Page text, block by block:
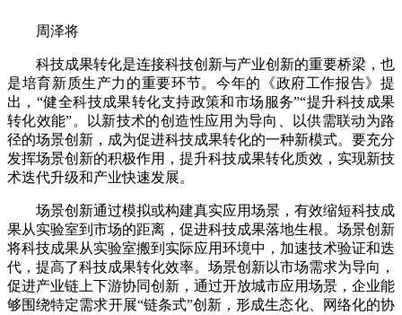
周泽将
科技成果转化是连接科技创新与产业创新的重要桥梁，也
是培育新质生产力的重要环节。今年的《政府工作报告》提
出，“健全科技成果转化支持政策和市场服务”“提升科技成果
转化效能”。以新技术的创造性应用为导向、以供需联动为路
径的场景创新，成为促进科技成果转化的一种新模式。要充分
发挥场景创新的积极作用，提升科技成果转化质效，实现新技
术迭代升级和产业快速发展。
场景创新通过模拟或构建真实应用场景，有效缩短科技成
果从实验室到市场的距离，促进科技成果落地生根。场景创新
将科技成果从实验室搬到实际应用环境中，加速技术验证和迭
代，提高了科技成果转化效率。场景创新以市场需求为导向，
促进产业链上下游协同创新，通过开放城市应用场景，企业能
够围绕特定需求开展“链条式”创新，形成生态化、网络化的协